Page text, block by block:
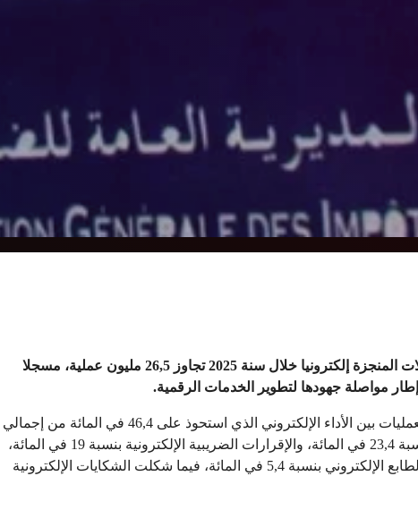
أفادت المديرية العامة للضرائب بأن عدد المعاملات المنجزة إلكترونيا خلال سنة 2025 تجاوز 26,5 مليون عملية، مسجلا
.
ووفق تقرير الأنشطة لسنة 2025، توزعت هذه العمليات بين الأداء الإلكتروني الذي استحوذ على 46,4 في المائة من إجمالي
المعاملات، واستخراج الشهادات عبر الإنترنت بنسبة 23,4 في المائة، والإقرارات الضريبية الإلكترونية بنسبة 19 في المائة،
إضافة إلى الوثائق بنسبة 5,7 في المائة، وشراء الطابع الإلكتروني بنسبة 5,4 في المائة، فيما شكلت الشكايات الإلكترونية